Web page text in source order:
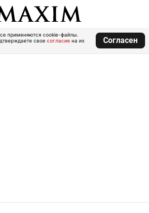
применяются cookie-файлы.
свое согласие на их
Согласен